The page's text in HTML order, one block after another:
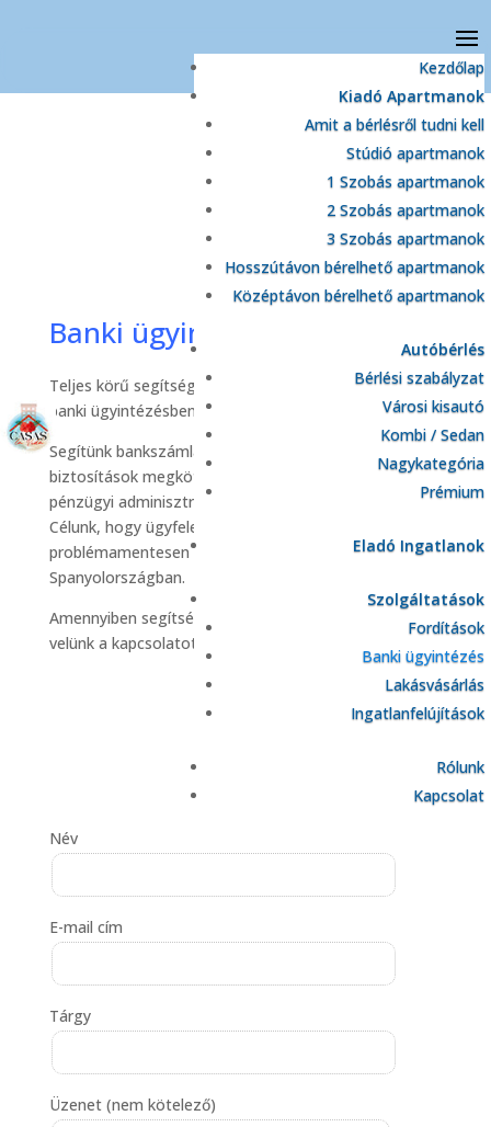
Kezdőlap
Kiadó Apartmanok
Amit a bérlésről tudni kell
Stúdió apartmanok
1 Szobás apartmanok
2 Szobás apartmanok
3 Szobás apartmanok
Hosszútávon bérelhető apartmanok
Középtávon bérelhető apartmanok
Autóbérlés
Bérlési szabályzat
Városi kisautó
Kombi / Sedan
Nagykategória
Prémium
Eladó Ingatlanok
Szolgáltatások
Fordítások
Banki ügyintézés
Lakásvásárlás
Ingatlanfelújítások
Rólunk
Kapcsolat
Banki ügyintézés
Teljes körű segítséget nyújtunk a spanyolországi
banki ügyintézésben.
Segítünk bankszámlanyitásban, hitelügyintézésben,
biztosítások megkötésében, valamint a mindennapi
pénzügyi adminisztráció egyszerűbbé tételében.
Célunk, hogy ügyfeleink magabiztosan és
problémamentesen intézhessék pénzügyeiket
Spanyolországban.
Amennyiben segítségre van szükséged, vedd fel
velünk a kapcsolatot.
Név
E-mail cím
Tárgy
Üzenet (nem kötelező)